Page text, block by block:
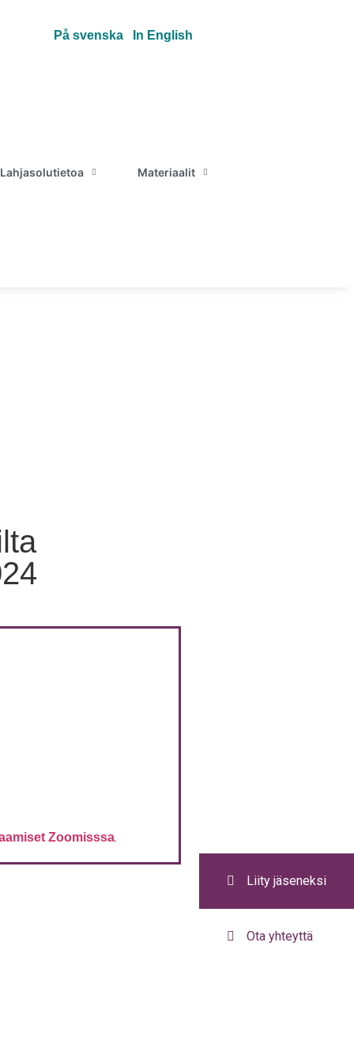
På svenska In English
Lahjasolutietoa Materiaalit
Zoo­miss­sa.
Liity jäseneksi
Ota yhteyttä